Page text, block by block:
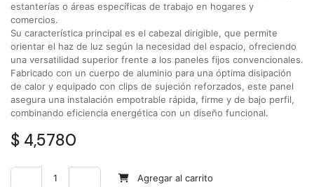
estanterías o áreas específicas de trabajo en hogares y
comercios.
Su característica principal es el cabezal dirigible, que permite
orientar el haz de luz según la necesidad del espacio, ofreciendo
una versatilidad superior frente a los paneles fijos convencionales.
Fabricado con un cuerpo de aluminio para una óptima disipación
de calor y equipado con clips de sujeción reforzados, este panel
asegura una instalación empotrable rápida, firme y de bajo perfil,
combinando eficiencia energética con un diseño funcional.
$ 4,5780
Agregar al carrito